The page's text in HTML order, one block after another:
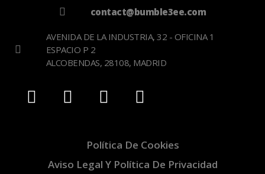
contact@bumble3ee.com
AVENIDA DE LA INDUSTRIA, 32 - OFICINA 1
ESPACIO P 2
ALCOBENDAS, 28108, MADRID
Política De Cookies
Aviso Legal Y Política De Privacidad